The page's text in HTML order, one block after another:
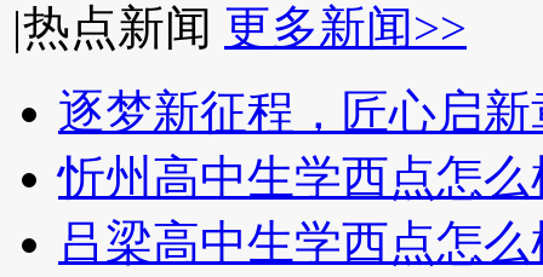
|热点新闻 更多新闻>>
逐梦新征程，匠心启新
忻州高中生学西点怎
吕梁高中生学西点怎